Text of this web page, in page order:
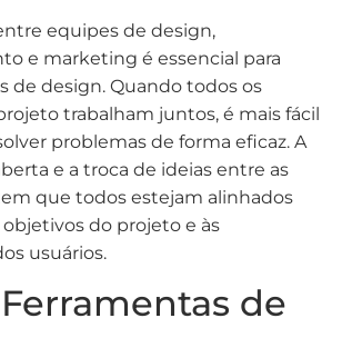
equipes de design,
e marketing é essencial para
de design. Quando todos os
trabalham juntos, é mais fácil
problemas de forma eficaz. A
e a troca de ideias entre as
que todos estejam alinhados
objetivos do projeto e às
usuários.
de